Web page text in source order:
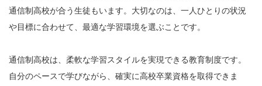
通信制高校が合う生徒もいます。大切なのは、一人ひとりの状況
や目標に合わせて、最適な学習環境を選ぶことです。
通信制高校は、柔軟な学習スタイルを実現できる教育制度です。
自分のペースで学びながら、確実に高校卒業資格を取得できま